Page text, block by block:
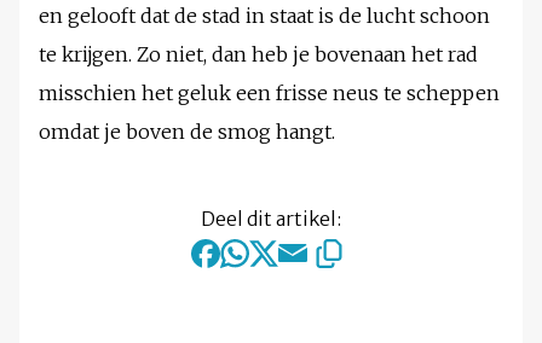
en gelooft dat de stad in staat is de lucht schoon
te krijgen. Zo niet, dan heb je bovenaan het rad
misschien het geluk een frisse neus te scheppen
omdat je boven de smog hangt.
Deel dit artikel: